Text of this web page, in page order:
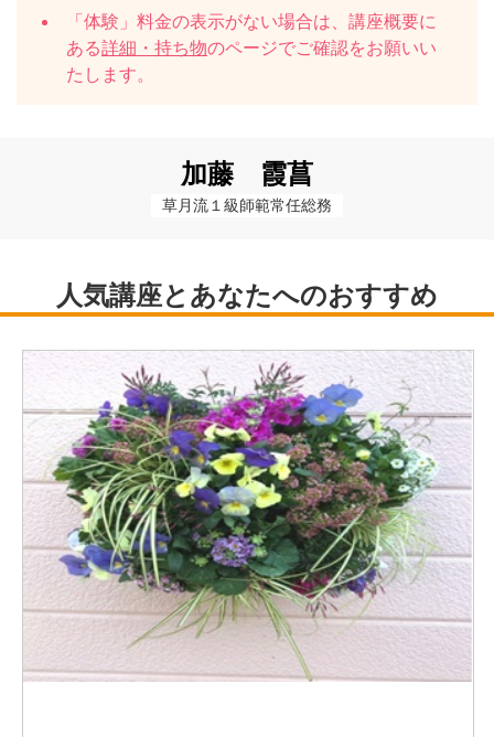
「体験」料金の表示がない場合は、講座概要に
ある詳細・持ち物のページでご確認をお願いい
たします。
加藤 霞菖
草月流１級師範常任総務